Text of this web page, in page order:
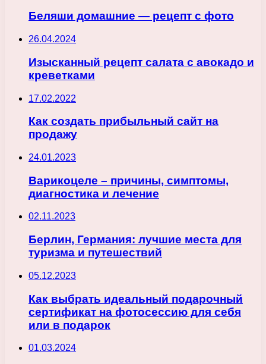
Беляши домашние — рецепт с фото
26.04.2024
Изысканный рецепт салата с авокадо и
креветками
17.02.2022
Как создать прибыльный сайт на
продажу
24.01.2023
Варикоцеле – причины, симптомы,
диагностика и лечение
02.11.2023
Берлин, Германия: лучшие места для
туризма и путешествий
05.12.2023
Как выбрать идеальный подарочный
сертификат на фотосессию для себя
или в подарок
01.03.2024